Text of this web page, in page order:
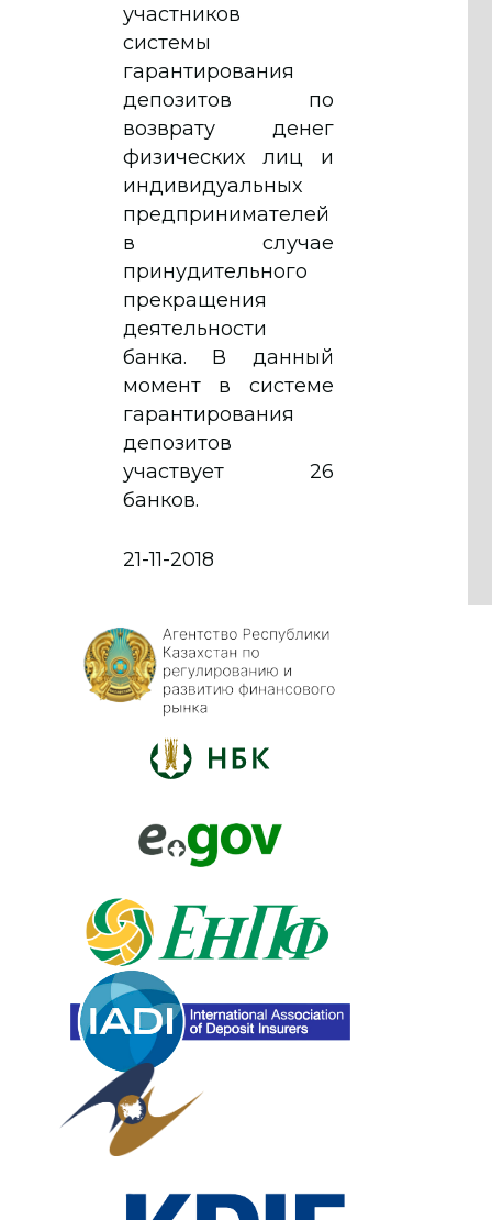
участников
системы
гарантирования
депозитов по
возврату денег
физических лиц и
индивидуальных
предпринимателей
в случае
принудительного
прекращения
деятельности
банка. В данный
момент в системе
гарантирования
депозитов
участвует 26
банков.
21-11-2018